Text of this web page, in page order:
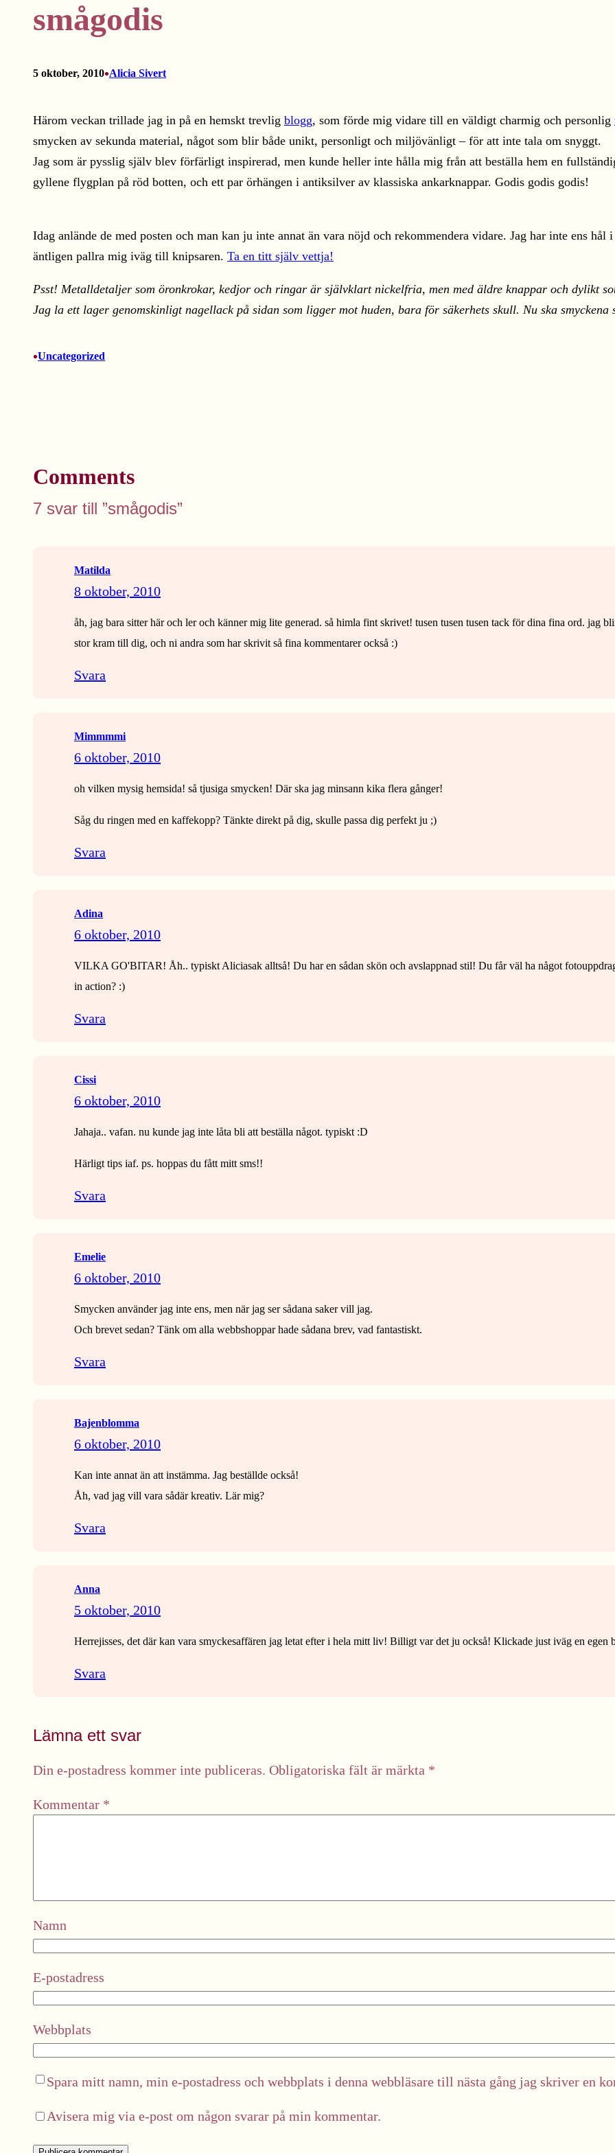
smågodis
5 oktober, 2010•Alicia Sivert
Härom veckan trillade jag in på en hemskt trevlig blogg, som förde mig vidare till en väldigt charmig och personlig
smycken av sekunda material, något som blir både unikt, personligt och miljövänligt – för att inte tala om snyggt.
Jag som är pysslig själv blev förfärligt inspirerad, men kunde heller inte hålla mig från att beställa hem en
gyllene flygplan på röd botten, och ett par örhängen i antiksilver av klassiska ankarknappar. Godis godis godis!
Idag anlände de med posten och man kan ju inte annat än vara nöjd och rekommendera vidare. Jag har inte ens
äntligen pallra mig iväg till knipsaren. Ta en titt själv vettja!
Psst! Metalldetaljer som öronkrokar, kedjor och ringar är självklart nickelfria, men med äldre knappar och dylikt
Jag la ett lager genomskinligt nagellack på sidan som ligger mot huden, bara för säkerhets skull. Nu ska smyckena
•Uncategorized
Comments
7 svar till ”smågodis”
Matilda
8 oktober, 2010
åh, jag bara sitter här och ler och känner mig lite generad. så himla fint skrivet! tusen tusen tusen tack för dina fina ord. jag
stor kram till dig, och ni andra som har skrivit så fina kommentarer också :)
Svara
Mimmmmi
6 oktober, 2010
oh vilken mysig hemsida! så tjusiga smycken! Där ska jag minsann kika flera gånger!
Såg du ringen med en kaffekopp? Tänkte direkt på dig, skulle passa dig perfekt ju ;)
Svara
Adina
6 oktober, 2010
VILKA GO'BITAR! Åh.. typiskt Aliciasak alltså! Du har en sådan skön och avslappnad stil! Du får väl ha något
in action? :)
Svara
Cissi
6 oktober, 2010
Jahaja.. vafan. nu kunde jag inte låta bli att beställa något. typiskt :D
Härligt tips iaf. ps. hoppas du fått mitt sms!!
Svara
Emelie
6 oktober, 2010
Smycken använder jag inte ens, men när jag ser sådana saker vill jag.
Och brevet sedan? Tänk om alla webbshoppar hade sådana brev, vad fantastiskt.
Svara
Bajenblomma
6 oktober, 2010
Kan inte annat än att instämma. Jag beställde också!
Åh, vad jag vill vara sådär kreativ. Lär mig?
Svara
Anna
5 oktober, 2010
Herrejisses, det där kan vara smyckesaffären jag letat efter i hela mitt liv! Billigt var det ju också! Klickade just iväg en egen
Svara
Lämna ett svar
Din e-postadress kommer inte publiceras. Obligatoriska fält är märkta *
Kommentar *
Namn
E-postadress
Webbplats
Spara mitt namn, min e-postadress och webbplats i denna webbläsare till nästa gång jag skriver en
Avisera mig via e-post om någon svarar på min kommentar.